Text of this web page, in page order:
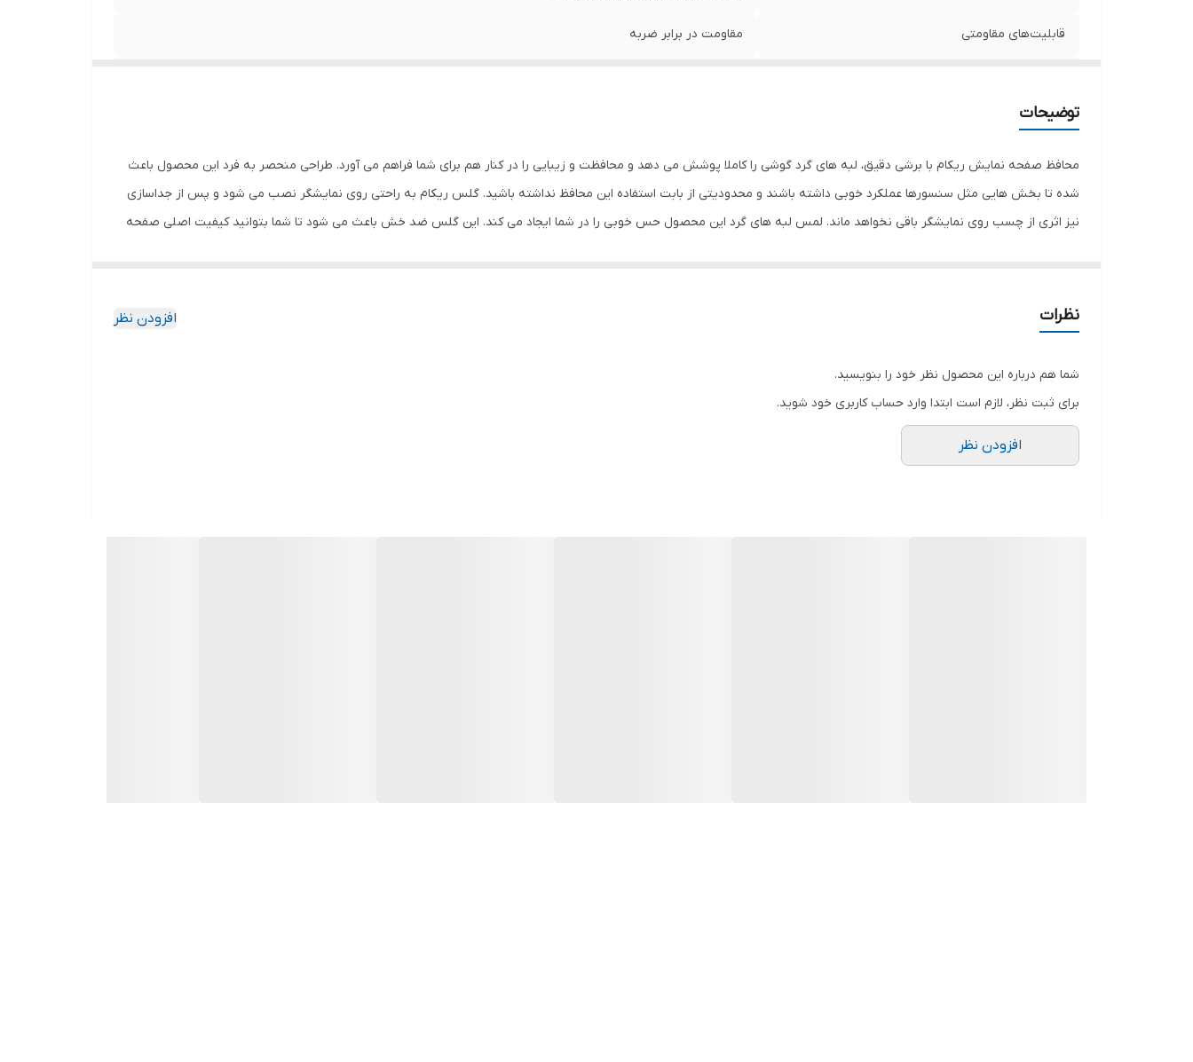
قابلیت‌های مقاومتی مقاومت در برابر ضربه
دارای محافظ برای قسمت
رنگ بی رنگ
توضیحات
محافظ صفحه نمایش ریکام با برشی دقیق، لبه های گرد گوشی را کاملا پوشش می دهد و محافظت و زیبایی را در کنار هم برای شما فراهم می آورد. طراحی منحصر به فرد این محصول باعث
شده تا بخش هایی مثل سنسورها عملکرد خوبی داشته باشند و محدودیتی از بابت استفاده این محافظ نداشته باشید. گلس ریکام به راحتی روی نمایشگر نصب می شود و پس از جداسازی
نیز اثری از چسب روی نمایشگر باقی نخواهد ماند. لمس لبه های گرد این محصول حس خوبی را در شما ایجاد می کند. این گلس ضد خش باعث می شود تا شما بتوانید کیفیت اصلی صفحه
نظرات افزودن نظر
شما هم درباره این محصول نظر خود را بنویسید.
برای ثبت نظر، لازم است ابتدا وارد حساب کاربری خود شوید.
افزودن نظر